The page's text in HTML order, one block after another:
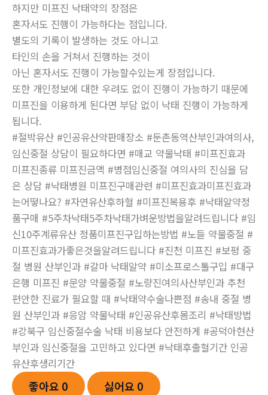
하지만 미프진 낙태약의 장점은
혼자서도 진행이 가능하다는 점입니다.
별도의 기록이 발생하는 것도 아니고
타인의 손을 거쳐서 진행하는 것이
아닌 혼자서도 진행이 가능할수있는게 장점입니다.
또한 개인정보에 대한 우려도 없이 진행이 가능하기 때문에
미프진을 이용하게 된다면 부담 없이 낙태 진행이 가능하게
됩니다.
#절박유산 #인공유산약판매장소 #둔촌동역산부인과여의사,
임신중절 상담이 필요하다면 #매교 약물낙태 #미프진효과
미프진종류 미프진금액 #병점임신중절 여의사의 진심을 담
은 상담 #낙태병원 미프진구매관련 #미프진효과미프진효과
는어떻나요? #자연유산후하혈 #미프진복용후 #낙태알약정
품구매 #5주차낙태5주차낙태가벼운방법을알려드립니다 #임
신10주계류유산 정품미프진구입하는방법 #노들 약물중절 #
미프진효과가좋은것을알려드립니다 #진천 미프진 #보평 중
절 병원 산부인과 #갈마 낙태알약 #미소프로스톨구입 #대구
은행 미프진 #문양 약물중절 #노량진여의사산부인과 추천
편안한 진료가 필요할 때 #낙태약수술나쁜점 #송내 중절 병
원 산부인과 #응암 약물낙태 #인공유산후몸조리 #낙태방법
#강북구 임신중절수술 낙태 비용보다 안전하게 #공덕아현산
부인과 임신중절을 고민하고 있다면 #낙태후출혈기간 인공
유산후생리기간
좋아요 0 싫어요 0